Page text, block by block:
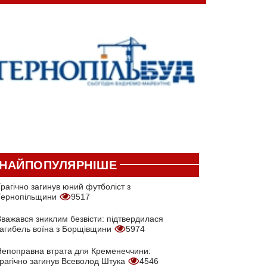
загинув юний футболіст з
9517
зниклим безвісти: підтвердилася
воїна з Борщівщини
5974
втрата для Кременеччини:
загинув Всеволод Штука
4546